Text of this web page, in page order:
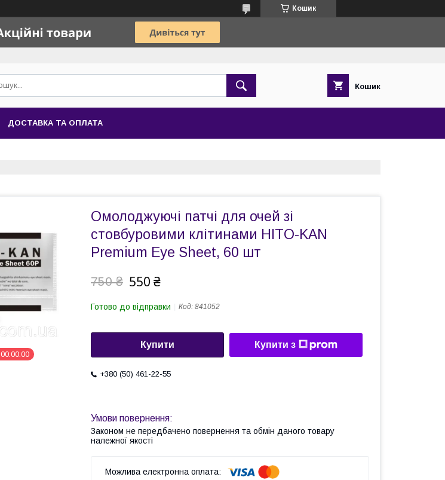
Кошик
Кошик
ДОСТАВКА ТА ОПЛАТА
00 00 00
Омолоджуючі патчі для очей зі
стовбуровими клітинами HITO-KAN
Premium Eye Sheet, 60 шт
750 ₴ 550 ₴
Готово до відправки Код: 841052
Купити Купити з
+380 (50) 461-22-55
Законом не передбачено повернення та обмін даного товару
належної якості